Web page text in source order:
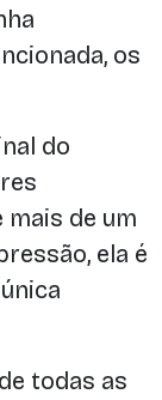
os
do
de um
ela é
todas as